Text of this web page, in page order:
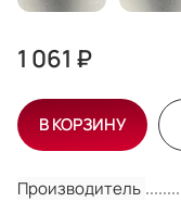
Производитель
1 061 ₽
В КОРЗИНУ